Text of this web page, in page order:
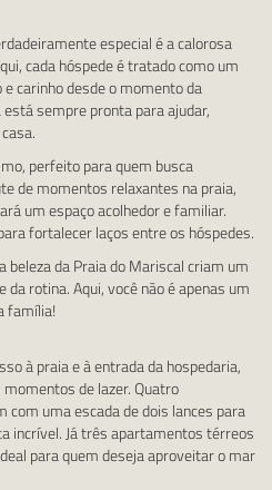
especial é a calorosa
cada hóspede é tratado como um
carinho desde o momento da
sempre pronta para ajudar,
perfeito para quem busca
de momentos relaxantes na praia,
um espaço acolhedor e familiar.
fortalecer laços entre os hóspedes.
beleza da Praia do Mariscal criam um
rotina. Aqui, você não é apenas um
família!
à praia e à entrada da hospedaria,
de lazer. Quatro
uma escada de dois lances para
incrível. Já três apartamentos térreos
para quem deseja aproveitar o mar